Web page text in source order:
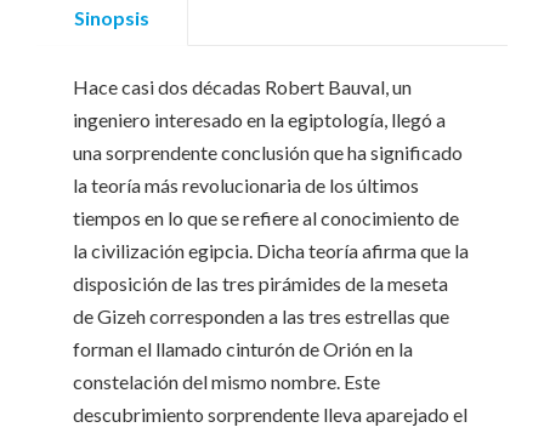
Sinopsis
Hace casi dos décadas Robert Bauval, un
ingeniero interesado en la egiptología, llegó a
una sorprendente conclusión que ha significado
la teoría más revolucionaria de los últimos
tiempos en lo que se refiere al conocimiento de
la civilización egipcia. Dicha teoría afirma que la
disposición de las tres pirámides de la meseta
de Gizeh corresponden a las tres estrellas que
forman el llamado cinturón de Orión en la
constelación del mismo nombre. Este
descubrimiento sorprendente lleva aparejado el